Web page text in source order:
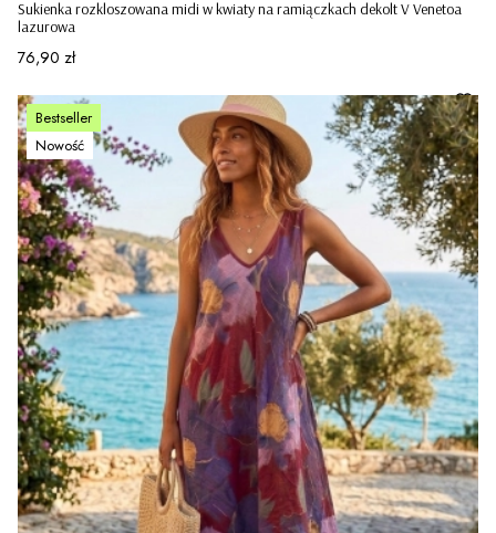
Sukienka rozkloszowana midi w kwiaty na ramiączkach dekolt V Venetoa
lazurowa
Cena
76,90 zł
Bestseller
Nowość